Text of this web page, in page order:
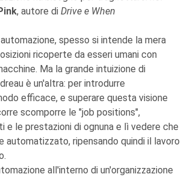
, autore di Drive e When
spesso si intende la mera
ricoperte da esseri umani con
Ma la grande intuizione di
è un'altra: per introdurre
efficace, e superare questa visione
scomporre le "job positions",
e le prestazioni di ognuna e lì vedere che
automatizzato, ripensando quindi il lavoro
all'interno di un'organizzazione